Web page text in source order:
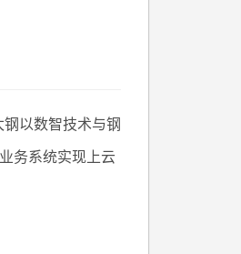
以数智技术与钢
务系统实现上云